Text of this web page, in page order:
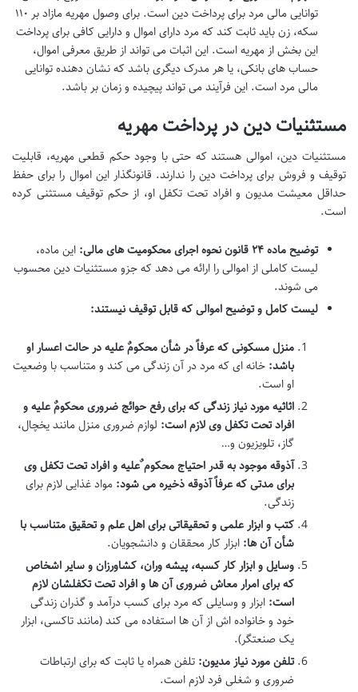
توانایی مالی مرد برای پرداخت دین است. برای وصول مهریه مازاد بر ۱۱۰
سکه، زن باید ثابت کند که مرد دارای اموال و دارایی کافی برای پرداخت
این بخش از مهریه است. این اثبات می تواند از طریق معرفی اموال،
حساب های بانکی، یا هر مدرک دیگری باشد که نشان دهنده توانایی
مالی مرد است. این فرآیند می تواند پیچیده و زمان بر باشد.
مستثنیات دین در پرداخت مهریه
مستثنیات دین، اموالی هستند که حتی با وجود حکم قطعی مهریه، قابلیت
توقیف و فروش برای پرداخت دین را ندارند. قانونگذار این اموال را برای حفظ
حداقل معیشت مدیون و افراد تحت تکفل او، از حکم توقیف مستثنی کرده
است.
توضیح ماده ۲۴ قانون نحوه اجرای محکومیت های مالی:
این ماده،
لیست کاملی از اموالی را ارائه می دهد که جزو مستثنیات دین محسوب
می شوند.
لیست کامل و توضیح اموالی که قابل توقیف نیستند:
منزل مسکونی که عرفاً در شأن محکومٌ علیه در حالت اعسار او
باشد: خانه ای که مرد در آن زندگی می کند و متناسب با وضعیت
او است.
اثاثیه مورد نیاز زندگی که برای رفع حوائج ضروری محکومٌ علیه و
افراد تحت تکفل وی لازم است: لوازم ضروری منزل مانند یخچال،
گاز، تلویزیون و…
آذوقه موجود به قدر احتیاج محکوم ٌعلیه و افراد تحت تکفل وی
برای مدتی که عرفاً آذوقه ذخیره می شود: مواد غذایی لازم برای
زندگی.
کتب و ابزار علمی و تحقیقاتی برای اهل علم و تحقیق متناسب با
شأن آن ها: ابزار کار محققان و دانشجویان.
وسایل و ابزار کار کسبه، پیشه وران، کشاورزان و سایر اشخاص
که برای امرار معاش ضروری آن ها و افراد تحت تکفلشان لازم
است: ابزار و وسایلی که مرد برای کسب درآمد و گذران زندگی
خود و خانواده اش از آن ها استفاده می کند (مانند تاکسی، ابزار
یک صنعتگر).
تلفن مورد نیاز مدیون: تلفن همراه یا ثابت که برای ارتباطات
ضروری و شغلی فرد لازم است.